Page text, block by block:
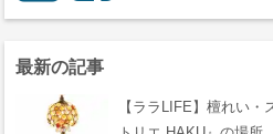
最新の記事
【ララLIFE】檀れい